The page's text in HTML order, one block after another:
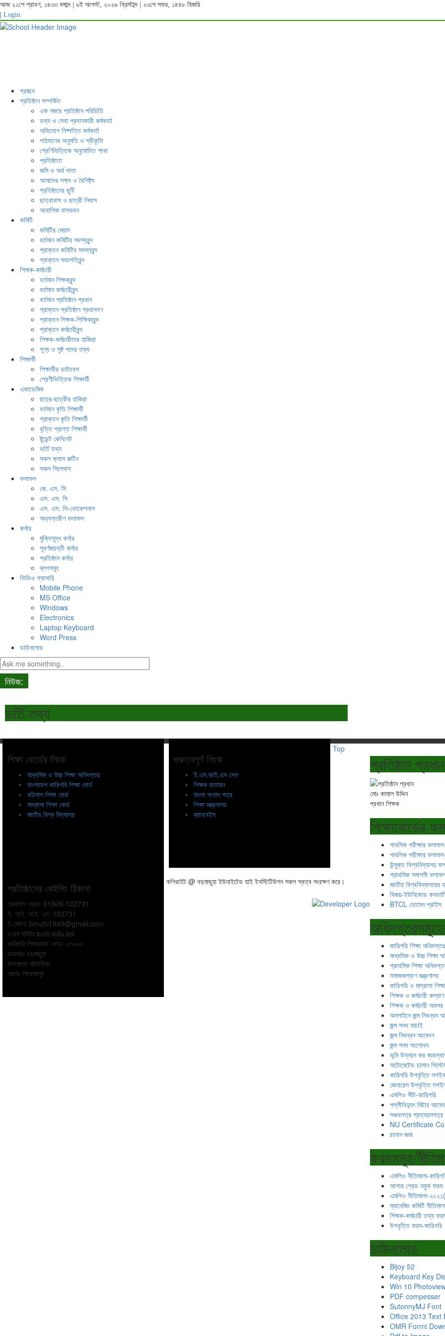
আজ ২২শে শ্রাবণ, ১৪৩৩ বঙ্গাব্দ | ৬ই আগস্ট, ২০২৬ খ্রিস্টাব্দ | ২৩শে সফর, ১৪৪৮ হিজরি
Login
প্রচ্ছদ
প্রতিষ্ঠান সম্পর্কিত
এক নজরে প্রতিষ্ঠান পরিচিতি
তথ্য ও সেবা প্রদানকারী কর্মকর্তা
অভিযোগ নিষ্পত্তি কর্মকর্তা
পাঠদানের অনুমতি ও স্বীকৃতি
শ্রেণিভিত্তিক অনুমোদিত শাখা
প্রতিষ্ঠাতা
জমি ও অর্থ দাতা
আমাদের লক্ষ্য ও বৈশিষ্ট্য
প্রতিষ্ঠানের ছুটি
ছাত্রাবাস ও ছাত্রী নিবাস
আবাসিক বাসভবন
কমিটি
কমিটির মেয়াদ
বর্তমান কমিটির সদস্যবৃন্দ
প্রাক্তন কমিটির সদস্যবৃন্দ
প্রাক্তন সভাপতিবৃন্দ
শিক্ষক-কর্মচারী
বর্তমান শিক্ষকবৃন্দ
বর্তমান কর্মচারীবৃন্দ
বর্তমান প্রতিষ্ঠান প্রধান
প্রাক্তন প্রতিষ্ঠান প্রধানগণ
প্রাক্তন শিক্ষক-শিক্ষিকাবৃন্দ
প্রাক্তন কর্মচারীবৃন্দ
শিক্ষক-কর্মচারীদের হাজিরা
শূণ্য ও সৃষ্ট পদের তথ্য
শিক্ষার্থী
শিক্ষার্থীর ডাটাবেস
শ্রেণীভিত্তিক শিক্ষার্থী
একাডেমিক
ছাত্র-ছাত্রীর হাজিরা
বর্তমান কৃতি শিক্ষার্থী
প্রাক্তন কৃতি শিক্ষার্থী
বৃত্তি প্রাপ্ত শিক্ষার্থী
ষ্টুডেন্ট কেবিনেট
ভর্তি তথ্য
সকল ক্লাস রুটিন
সকল সিলেবাস
ফলাফল
জে. এস. সি
এস. এস. সি
এস. এস. সি-ভোকেশনাল
অভ্যন্তরীণ ফলাফল
কর্নার
মুক্তিযুদ্ধ কর্নার
সূবর্ণজয়ন্তী কর্নার
প্রতিষ্ঠান কর্নার
ব্লগসমূহ
ভিডিও গ্যালারি
Mobile Phone
MS Office
Windows
Electronics
Laptop Keyboard
Word Press
ডাউনলোড
নিউজ:
ভর্তি তথ্য
প্রতিষ্ঠান প্রধান
মোঃ কামাল উদ্দিন
প্রধান শিক্ষক
শিক্ষাবোর্ডের
পাবলিক পরীক্ষার
পাবলিক পরীক্ষার
উন্মুক্ত বিশ্ববিদ্যালয়
প্রাথমিক সমাপনী
জাতীয় বিশ্ববিদ্যালয়ের
বিজয়-ইউনিকোড
BTCL ডোমেন প্রাইস
কারিগরি শিক্ষা অধিদপ্তর
মাধ্যমিক ও উচ্চ শিক্ষা
প্রাথমিক শিক্ষা
সমাজকল্যাণ মন্ত্রণালয়
কারিগরি ও মাদ্রাসা
শিক্ষক ও কর্মচারী
শিক্ষক ও কর্মচারী অবসর
অনলাইনে জন্ম নিবন্ধন
জন্ম সনদ যাচাই
জন্ম নিবন্ধন আবেদন
জন্ম সনদ সংশোধন
ভূমি উন্নয়ন কর
অটোমেটেড চালান
কারিগরি উপবৃত্তি লগইন
জেনারেল উপবৃত্তি
এমপিও সীট-কারিগরি
পল্লীবিদ্যুৎ মিটার
সঞ্চয়পত্র প্রত্যয়নপত্র
NU Certificate
চালান জমা
ফরমসমূহ/
এমপিও নীতিমালা-
আপার গ্রেড নমুনা ফরম
এমপিও নীতিমালা-
ম্যানেজিং কমিটি
শিক্ষক-কর্মচারী তথ্য
উপবৃত্তি ফরম-কারিগরি
ডাউনলোড
Bijoy 52
Keyboard Key
Win 10
PDF compesser
SutonnyMJ Font
Office 2013 Text
OMR Formt
শিক্ষা বোর্ডের লিংক
মাধ্যমিক ও উচ্চ শিক্ষা অধিদপ্তর
বাংলাদেশ কারিগরি শিক্ষা বোর্ড
বরিশাল শিক্ষা বোর্ড
মাদ্রাসা শিক্ষা বোর্ড
জাতীয় বিশ্ব বিদ্যালয়
গুরুত্বপূর্ণ লিংক
ই.এম.আই.এস সেল
শিক্ষক বাতায়ন
বাংলা সংবাদ পত্র
শিক্ষা মন্ত্রনালয়
ব্যানবেইস
প্রতিষ্ঠানের মেইলিং ঠিকানা
মোবাইল নম্বর: 01309-102731
ই. আই. আই. এন: 102731
ই-মেইল: bmuhi1949@gmail.com
ওয়েব সাইটঃ buhi.edu.bd
কারিগরি শিক্ষাবোর্ড কোড: ৩৭০০৮
ডাকঘরঃ বড়মাছুয়া
উপজেলাঃ মঠবাড়িয়া
জেলাঃ পিরোজপুর
কপিরাইট @ বড়মাছুয়া ইউনাইটেড হাই ইনস্টিটিউশন সকল স্বত্ব সংরক্ষণ করে।
Top